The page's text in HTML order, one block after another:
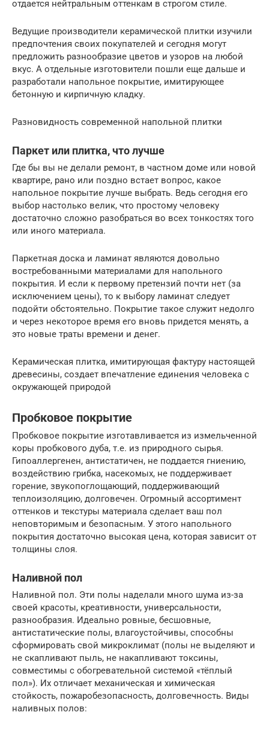
отдается нейтральным оттенкам в строгом стиле.
Ведущие производители керамической плитки изучили
предпочтения своих покупателей и сегодня могут
предложить разнообразие цветов и узоров на любой
вкус. А отдельные изготовители пошли еще дальше и
разработали напольное покрытие, имитирующее
бетонную и кирпичную кладку.
Разновидность современной напольной плитки
Паркет или плитка, что лучше
Где бы вы не делали ремонт, в частном доме или новой
квартире, рано или поздно встает вопрос, какое
напольное покрытие лучше выбрать. Ведь сегодня его
выбор настолько велик, что простому человеку
достаточно сложно разобраться во всех тонкостях того
или иного материала.
Паркетная доска и ламинат являются довольно
востребованными материалами для напольного
покрытия. И если к первому претензий почти нет (за
исключением цены), то к выбору ламинат следует
подойти обстоятельно. Покрытие такое служит недолго
и через некоторое время его вновь придется менять, а
это новые траты времени и денег.
Керамическая плитка, имитирующая фактуру настоящей
древесины, создает впечатление единения человека с
окружающей природой
Пробковое покрытие
Пробковое покрытие изготавливается из измельченной
коры пробкового дуба, т.е. из природного сырья.
Гипоаллергенен, антистатичен, не поддается гниению,
воздействию грибка, насекомых, не поддерживает
горение, звукопоглощающий, поддерживающий
теплоизоляцию, долговечен. Огромный ассортимент
оттенков и текстуры материала сделает ваш пол
неповторимым и безопасным. У этого напольного
покрытия достаточно высокая цена, которая зависит от
толщины слоя.
Наливной пол
Наливной пол. Эти полы наделали много шума из-за
своей красоты, креативности, универсальности,
разнообразия. Идеально ровные, бесшовные,
антистатические полы, влагоустойчивы, способны
сформировать свой микроклимат (полы не выделяют и
не скапливают пыль, не накапливают токсины,
совместимы с обогревательной системой «тёплый
пол»). Их отличает механическая и химическая
стойкость, пожаробезопасность, долговечность. Виды
наливных полов: